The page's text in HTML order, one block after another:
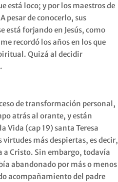
está loco; y por los maestros de
pesar de conocerlo, sus
está forjando en Jesús, como
recordó los años en los que
Quizá al decidir
de transformación personal,
atrás al orante, y están
Vida (cap 19) santa Teresa
más despiertas, es decir,
a Cristo. Sin embargo, todavía
abandonado por más o menos
acompañamiento del padre